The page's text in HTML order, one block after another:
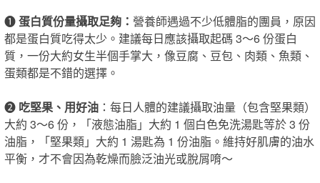
❶蛋白質份量攝取足夠： 營養師遇過不少低體脂的團員，原因
都是蛋白質吃得太少。建議每日應該攝取起碼 3～6 份蛋白
質，一份大約女生半個手掌大，像豆腐、豆包、肉類、魚類、
蛋類都是不錯的選擇。
❷ 吃堅果、用好油 ：每日人體的建議攝取油量（包含堅果類）
大約 3～6 份，「液態油脂」大約 1 個白色免洗湯匙等於 3 份
油脂，「堅果類」大約 1 湯匙為 1 份油脂。維持好肌膚的油水
平衡，才不會因為乾燥而臉泛油光或脫屑唷～